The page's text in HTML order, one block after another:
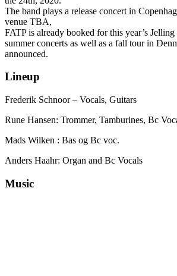
The band plays a release concert in
venue TBA,
FATP is already booked for this year’s
summer concerts as well as a fall tour in
announced.
Lineup
Frederik Schnoor – Vocals, Guitars
Rune Hansen: Trommer, Tamburines, Bc
Mads Wilken : Bas og Bc voc.
Anders Haahr: Organ and Bc Vocals
Music